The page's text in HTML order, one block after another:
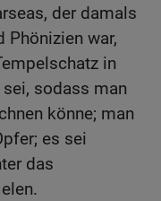
der damals
Phönizien war,
in
sodass man
könne; man
es sei
das